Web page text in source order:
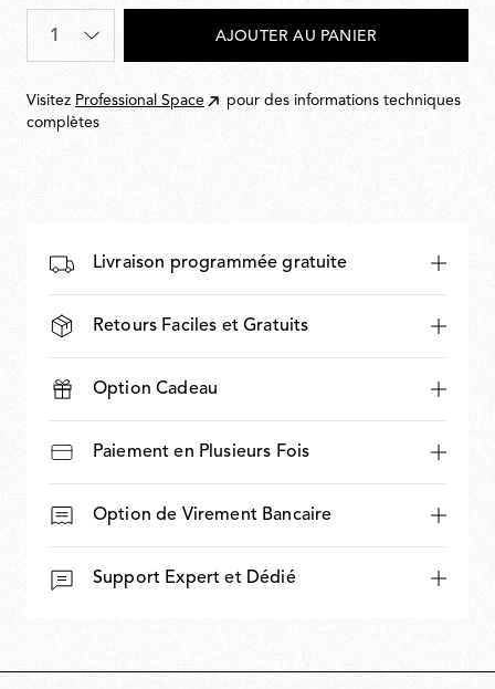
48,00
Quantité
AJOUTER AU PANIER
Visitez Professional Space
pour des informations techniques
complètes
Livraison programmée gratuite
Retours Faciles et Gratuits
Option Cadeau
Paiement en Plusieurs Fois
Option de Virement Bancaire
Support Expert et Dédié